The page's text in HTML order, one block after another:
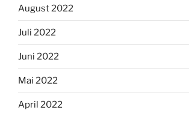
August 2022
Juli 2022
Juni 2022
Mai 2022
April 2022